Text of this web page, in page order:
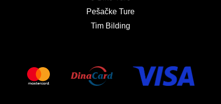
Pešačke Ture
Tim Bilding